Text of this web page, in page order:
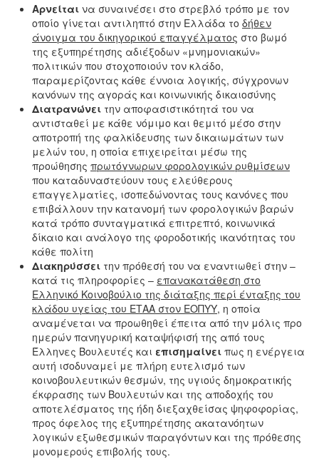
Αρνείται να συναινέσει στο στρεβλό τρόπο με τον
οποίο γίνεται αντιληπτό στην Ελλάδα το δήθεν
άνοιγμα του δικηγορικού επαγγέλματος στο βωμό
της εξυπηρέτησης αδιέξοδων «μνημονιακών»
πολιτικών που στοχοποιούν τον κλάδο,
παραμερίζοντας κάθε έννοια λογικής, σύγχρονων
κανόνων της αγοράς και κοινωνικής δικαιοσύνης
Διατρανώνει την αποφασιστικότητά του να
αντισταθεί με κάθε νόμιμο και θεμιτό μέσο στην
αποτροπή της φαλκίδευσης των δικαιωμάτων των
μελών του, η οποία επιχειρείται μέσω της
προώθησης πρωτόγνωρων φορολογικών ρυθμίσεων
που καταδυναστεύουν τους ελεύθερους
επαγγελματίες, ισοπεδώνοντας τους κανόνες που
επιβάλλουν την κατανομή των φορολογικών βαρών
κατά τρόπο συνταγματικά επιτρεπτό, κοινωνικά
δίκαιο και ανάλογο της φοροδοτικής ικανότητας του
κάθε πολίτη
Διακηρύσσει την πρόθεσή του να εναντιωθεί στην –
κατά τις πληροφορίες – επανακατάθεση στο
Ελληνικό Κοινοβούλιο της διάταξης περί ένταξης του
κλάδου υγείας του ΕΤΑΑ στον ΕΟΠΥΥ, η οποία
αναμένεται να προωθηθεί έπειτα από την μόλις προ
ημερών πανηγυρική καταψήφισή της από τους
Έλληνες Βουλευτές και επισημαίνει πως η ενέργεια
αυτή ισοδυναμεί με πλήρη ευτελισμό των
κοινοβουλευτικών θεσμών, της υγιούς δημοκρατικής
έκφρασης των Βουλευτών και της αποδοχής του
αποτελέσματος της ήδη διεξαχθείσας ψηφοφορίας,
προς όφελος της εξυπηρέτησης ακατανόητων
λογικών εξωθεσμικών παραγόντων και της πρόθεσης
μονομερούς επιβολής τους.